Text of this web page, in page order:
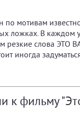
по мотивам
ложках. В каждом
резкие слова ЭТО
иногда
к фильму